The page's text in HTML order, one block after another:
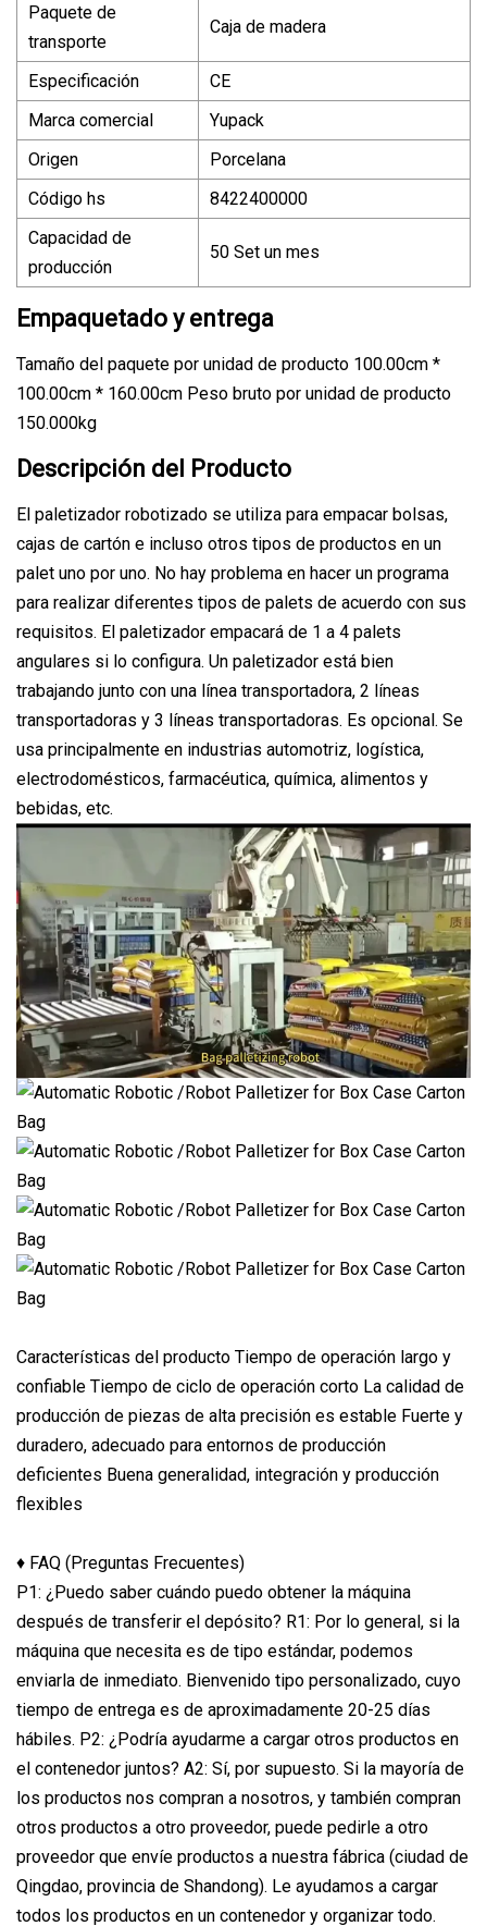
Paquete de
transporte
Caja de madera
Especificación
CE
Marca comercial
Yupack
Origen
Porcelana
Código hs
8422400000
Capacidad de
producción
50 Set un mes
Empaquetado y entrega
Tamaño del paquete por unidad de producto 100.00cm *
100.00cm * 160.00cm Peso bruto por unidad de producto
150.000kg
Descripción del Producto
El paletizador robotizado se utiliza para empacar bolsas,
cajas de cartón e incluso otros tipos de productos en un
palet uno por uno. No hay problema en hacer un programa
para realizar diferentes tipos de palets de acuerdo con sus
requisitos. El paletizador empacará de 1 a 4 palets
angulares si lo configura. Un paletizador está bien
trabajando junto con una línea transportadora, 2 líneas
transportadoras y 3 líneas transportadoras. Es opcional. Se
usa principalmente en industrias automotriz, logística,
electrodomésticos, farmacéutica, química, alimentos y
bebidas, etc.
Características del producto Tiempo de operación largo y
confiable Tiempo de ciclo de operación corto La calidad de
producción de piezas de alta precisión es estable Fuerte y
duradero, adecuado para entornos de producción
deficientes Buena generalidad, integración y producción
flexibles
♦ FAQ (Preguntas Frecuentes)
P1: ¿Puedo saber cuándo puedo obtener la máquina
después de transferir el depósito? R1: Por lo general, si la
máquina que necesita es de tipo estándar, podemos
enviarla de inmediato. Bienvenido tipo personalizado, cuyo
tiempo de entrega es de aproximadamente 20-25 días
hábiles. P2: ¿Podría ayudarme a cargar otros productos en
el contenedor juntos? A2: Sí, por supuesto. Si la mayoría de
los productos nos compran a nosotros, y también compran
otros productos a otro proveedor, puede pedirle a otro
proveedor que envíe productos a nuestra fábrica (ciudad de
Qingdao, provincia de Shandong). Le ayudamos a cargar
todos los productos en un contenedor y organizar todo.